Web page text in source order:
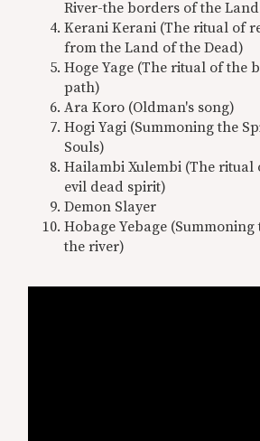
River-the borders of the
Kerani Kerani (The ritual of
from the Land of the Dead)
Hoge Yage (The ritual of the
path)
Ara Koro (Oldman's song)
Hogi Yagi (Summoning the
Souls)
Hailambi Xulembi (The ritual
evil dead spirit)
Demon Slayer
Hobage Yebage
the river)